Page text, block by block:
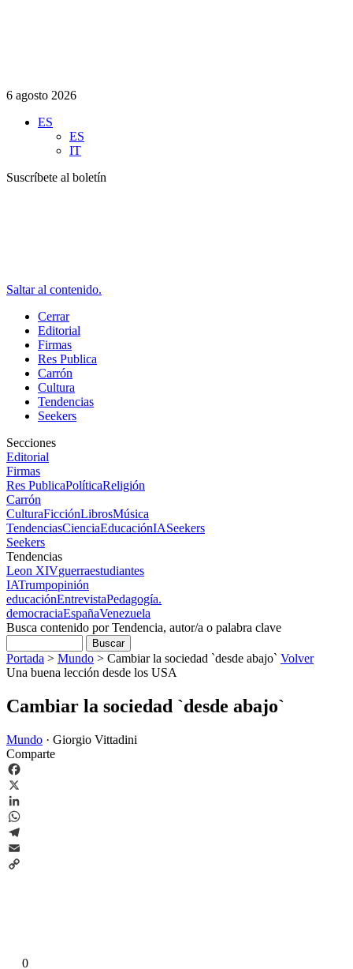
6 agosto 2026
ES
ES
IT
Suscríbete al boletín
Saltar al contenido.
Cerrar
Editorial
Firmas
Res Publica
Carrón
Cultura
Tendencias
Seekers
Secciones
Editorial
Firmas
Res PublicaPolíticaReligión
Carrón
CulturaFicciónLibrosMúsica
TendenciasCienciaEducaciónIASeekers
Seekers
Tendencias
Leon XIVguerraestudiantes
IATrumpopinión
educaciónEntrevistaPedagogía.
democraciaEspañaVenezuela
Busca contenido por Tendencia, autor/a o palabra clave
Portada > Mundo > Cambiar la sociedad `desde abajo` Volver
Una buena lección desde los USA
Cambiar la sociedad `desde abajo`
Mundo · Giorgio Vittadini
Comparte
Facebook
X
LinkedIn
WhatsApp
Telegram
Email
0